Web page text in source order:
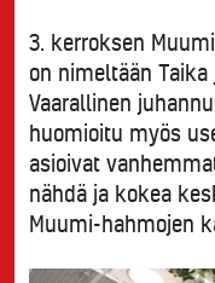
3. kerroksen
on nimeltään
Vaarallinen
huomioitu myös
asioivat
nähdä ja kokea
Muumi-hahmojen